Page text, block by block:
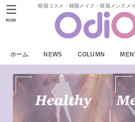
韓国コスメ・韓国メイク・韓国メンズメ
ホーム NEWS COLUMN
MENU